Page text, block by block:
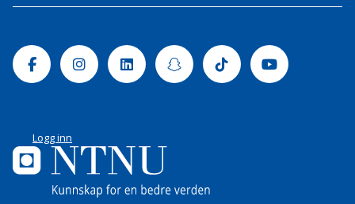
FacebookInstagramLinkedinSnapchatTiktok Youtube
Logg inn